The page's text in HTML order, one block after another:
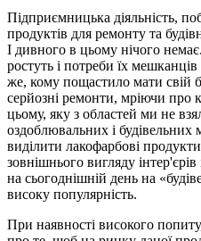
Підприємницька діяльність,
продуктів для ремонту та
І дивного в цьому нічого
ростуть і потреби їх
же, кому пощастило мати свій
серйозні ремонти, мріючи про
цьому, яку з областей ми не
оздоблювальних і
виділити лакофарбові
зовнішнього вигляду
на сьогоднішній день на
високу популярність.
При наявності високого